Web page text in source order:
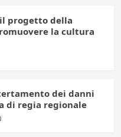
il progetto della
la cultura
dei danni
di regia regionale